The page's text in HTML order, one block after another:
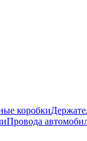
коробки
Провода